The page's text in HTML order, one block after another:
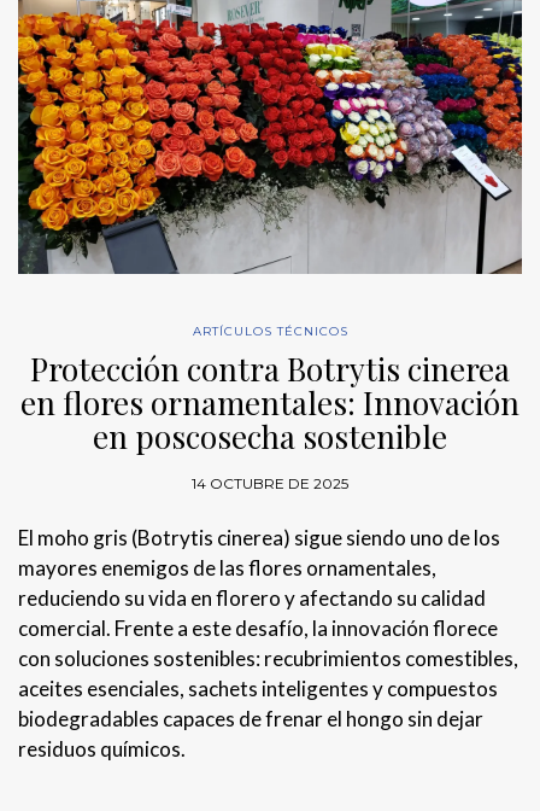
ARTÍCULOS TÉCNICOS
Protección contra Botrytis cinerea
en flores ornamentales: Innovación
en poscosecha sostenible
14 OCTUBRE DE 2025
El moho gris (Botrytis cinerea) sigue siendo uno de los
mayores enemigos de las flores ornamentales,
reduciendo su vida en florero y afectando su calidad
comercial. Frente a este desafío, la innovación florece
con soluciones sostenibles: recubrimientos comestibles,
aceites esenciales, sachets inteligentes y compuestos
biodegradables capaces de frenar el hongo sin dejar
residuos químicos.